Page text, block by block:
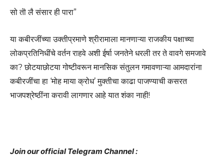
सो तॊ लै संसार ही पारा”
या कबीरजींच्या उक्तीप्रमाणे श्रीरामाला मानणाऱ्या राजकीय पक्षाच्या
लोकप्रतिनिधींचे वर्तन राहवे अशी ईर्षा जनतेने धरली तर ते वावगे समजावे
का? छोटयाछोटया गोष्टीवरून मानसिक संतुलन गमावणाऱ्या आमदारांना
कबीरजींचा हा ‘मोह माया क्रोध’ मुक्तीचा काढा पाजण्याची कसरत
भाजपश्रेष्ठींना करावी लागणार आहे यात शंका नाही!
Join our official Telegram Channel :